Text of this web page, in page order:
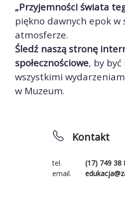
„Przyjemności świata
piękno dawnych epok w
atmosferze.
Śledź naszą stronę
społecznościowe, by być
wszystkimi
w Muzeum.
Kontakt
tel.
(17) 749 38
email.